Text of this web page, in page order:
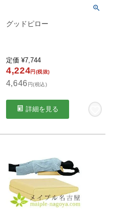
グッドピロー
定価 ¥7,744
4,224円(税抜)
4,646 円(税込)
詳細を見る